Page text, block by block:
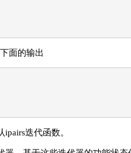
面的输出
迭代函数。